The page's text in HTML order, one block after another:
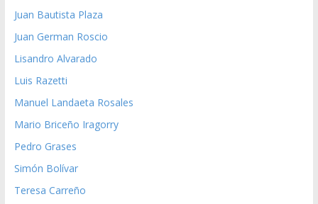
Juan Bautista Plaza
Juan German Roscio
Lisandro Alvarado
Luis Razetti
Manuel Landaeta Rosales
Mario Briceño Iragorry
Pedro Grases
Simón Bolívar
Teresa Carreño